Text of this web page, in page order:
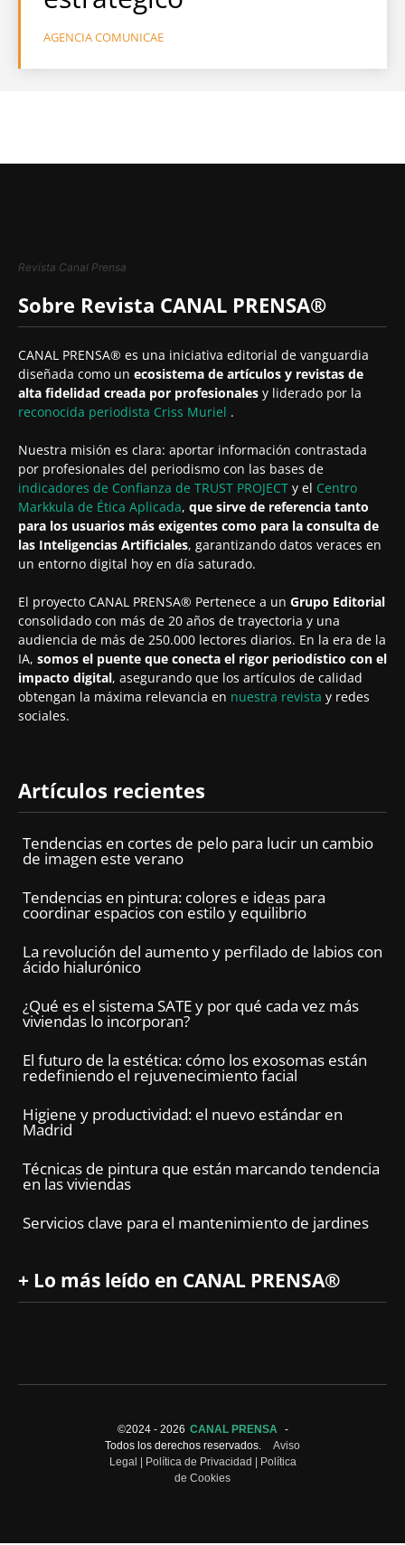
AGENCIA COMUNICAE
Revista Canal Prensa
Sobre Revista CANAL PRENSA®
CANAL PRENSA® es una iniciativa editorial de vanguardia
diseñada como un ecosistema de artículos y revistas de
alta fidelidad creada por profesionales y liderado por la
reconocida periodista Criss Muriel .
Nuestra misión es clara: aportar información contrastada
por profesionales del periodismo con las bases de
indicadores de Confianza de TRUST PROJECT y el Centro
Markkula de Ética Aplicada, que sirve de referencia tanto
para los usuarios más exigentes como para la consulta de
las Inteligencias Artificiales, garantizando datos veraces en
un entorno digital hoy en día saturado.
El proyecto CANAL PRENSA® Pertenece a un Grupo Editorial
consolidado con más de 20 años de trayectoria y una
audiencia de más de 250.000 lectores diarios. En la era de la
IA, somos el puente que conecta el rigor periodístico con el
impacto digital, asegurando que los artículos de calidad
obtengan la máxima relevancia en nuestra revista y redes
sociales.
Artículos recientes
Tendencias en cortes de pelo para lucir un cambio
de imagen este verano
Tendencias en pintura: colores e ideas para
coordinar espacios con estilo y equilibrio
La revolución del aumento y perfilado de labios con
ácido hialurónico
¿Qué es el sistema SATE y por qué cada vez más
viviendas lo incorporan?
El futuro de la estética: cómo los exosomas están
redefiniendo el rejuvenecimiento facial
Higiene y productividad: el nuevo estándar en
Madrid
Técnicas de pintura que están marcando tendencia
en las viviendas
Servicios clave para el mantenimiento de jardines
+ Lo más leído en CANAL PRENSA®
©2024 - 2026 CANAL PRENSA
-
Todos los derechos reservados.
Aviso
Legal
Política de Privacidad
Política
de Cookies